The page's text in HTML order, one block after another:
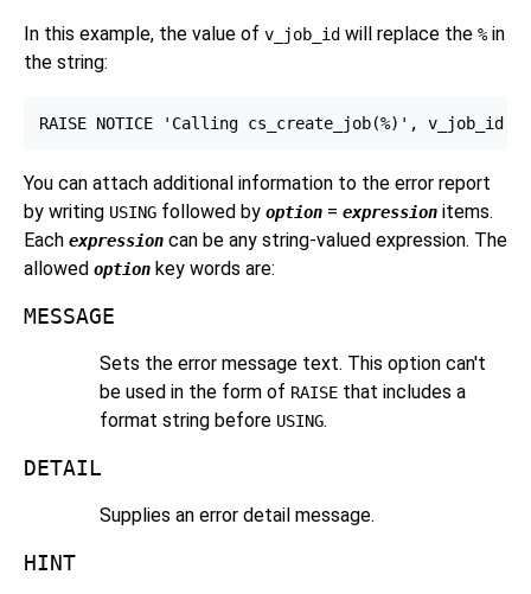
In this example, the value of v_job_id will replace the %in
the string:
You can attach additional information to the error report
by writing USING followed by option = expression items.
Each expression can be any string-valued expression. The
allowed option key words are:
MESSAGE
Sets the error message text. This option can't
be used in the form of RAISE that includes a
format string before USING.
DETAIL
Supplies an error detail message.
HINT